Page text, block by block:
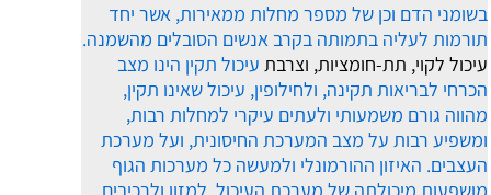
בשומני הדם וכן של מספר מחלות ממאירות, אשר יחד
תורמות לעליה בתמותה בקרב אנשים הסובלים מהשמנה.
עיכול לקוי, תת-חומציות, וצרבת עיכול תקין הינו מצב
הכרחי לבריאות תקינה, ולחילופין, עיכול שאינו תקין,
מהווה גורם משמעותי ולעתים עיקרי למחלות רבות,
ומשפיע רבות על מצב המערכת החיסונית, ועל מערכת
העצבים. האיזון ההורמונלי ולמעשה כל מערכות הגוף